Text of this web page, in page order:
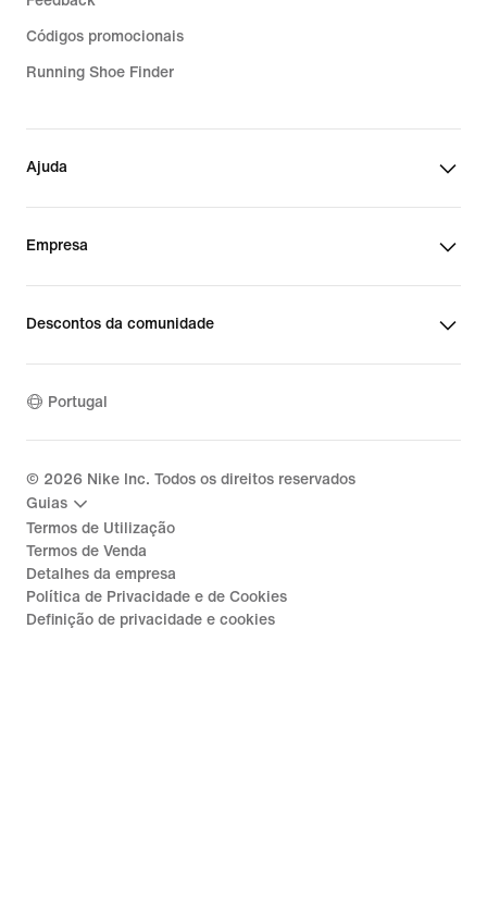
Códigos promocionais
Running Shoe Finder
Ajuda
Empresa
Descontos da comunidade
Portugal
© 2026 Nike Inc. Todos os direitos reservados
Guias
Termos de Utilização
Termos de Venda
Detalhes da empresa
Política de Privacidade e de Cookies
Definição de privacidade e cookies